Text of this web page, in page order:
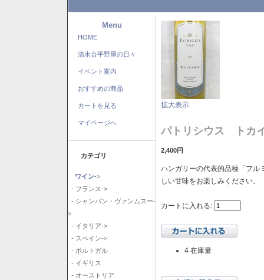
Menu
HOME
清水台平野屋の日々
イベント案内
おすすめの商品
カートを見る
マイページへ
カテゴリ
ワイン->
- フランス->
- シャンパン・ヴァンムスー-
>
- イタリア->
- スペイン->
- ポルトガル
- イギリス
- オーストリア
拡大表示
パトリシウス トカ
2,400円
ハンガリーの代表的品種「フル
しい甘味をお楽しみください。
カートに入れる:
4 在庫量